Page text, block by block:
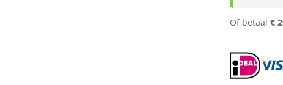
Of betaal €